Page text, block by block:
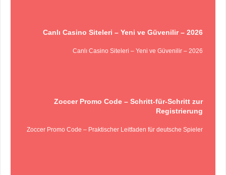
Canlı Casino Siteleri – Yeni ve Güvenilir – 2026
Canlı Casino Siteleri – Yeni ve Güvenilir – 2026
Zoccer Promo Code – Schritt‑für‑Schritt zur
Registrierung
Zoccer Promo Code – Praktischer Leitfaden für deutsche Spieler